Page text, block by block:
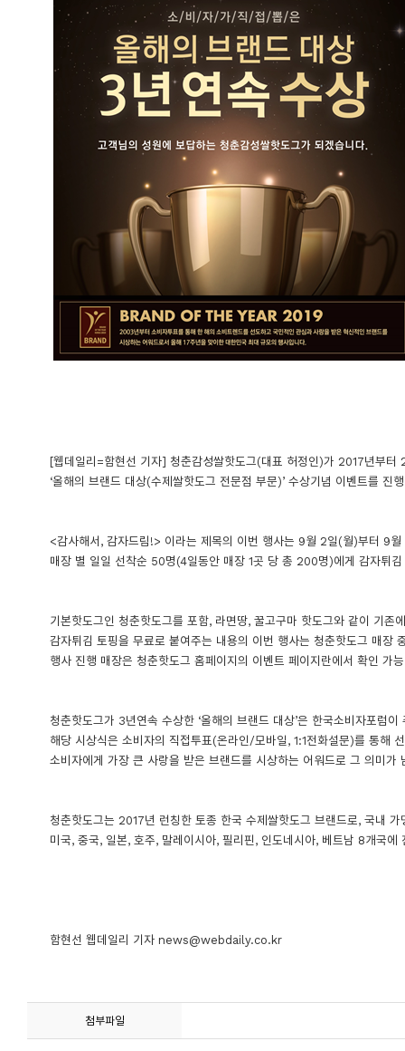
[웹데일리=함현선 기자] 청춘감성쌀핫도그(대표 허정인)가 2017년부
‘올해의 브랜드 대상(수제쌀핫도그 전문점 부문)’ 수상기념 이벤트를 진
<감사해서, 감자드림!> 이라는 제목의 이번 행사는 9월 2일(월)부터 9
매장 별 일일 선착순 50명(4일동안 매장 1곳 당 총 200명)에게 감자튀
기본핫도그인 청춘핫도그를 포함, 라면땅, 꿀고구마 핫도그와 같이 기존
감자튀김 토핑을 무료로 붙여주는 내용의 이번 행사는 청춘핫도그 매장
행사 진행 매장은 청춘핫도그 홈페이지의 이벤트 페이지란에서 확인 가
청춘핫도그가 3년연속 수상한 ‘올해의 브랜드 대상’은 한국소비자포럼
해당 시상식은 소비자의 직접투표(온라인/모바일, 1:1전화설문)를 통해
소비자에게 가장 큰 사랑을 받은 브랜드를 시상하는 어워드로 그 의미가
청춘핫도그는 2017년 런칭한 토종 한국 수제쌀핫도그 브랜드로, 국내 가
미국, 중국, 일본, 호주, 말레이시아, 필리핀, 인도네시아, 베트남 8개국
함현선 웹데일리 기자 news@webdaily.co.kr
첨부파일